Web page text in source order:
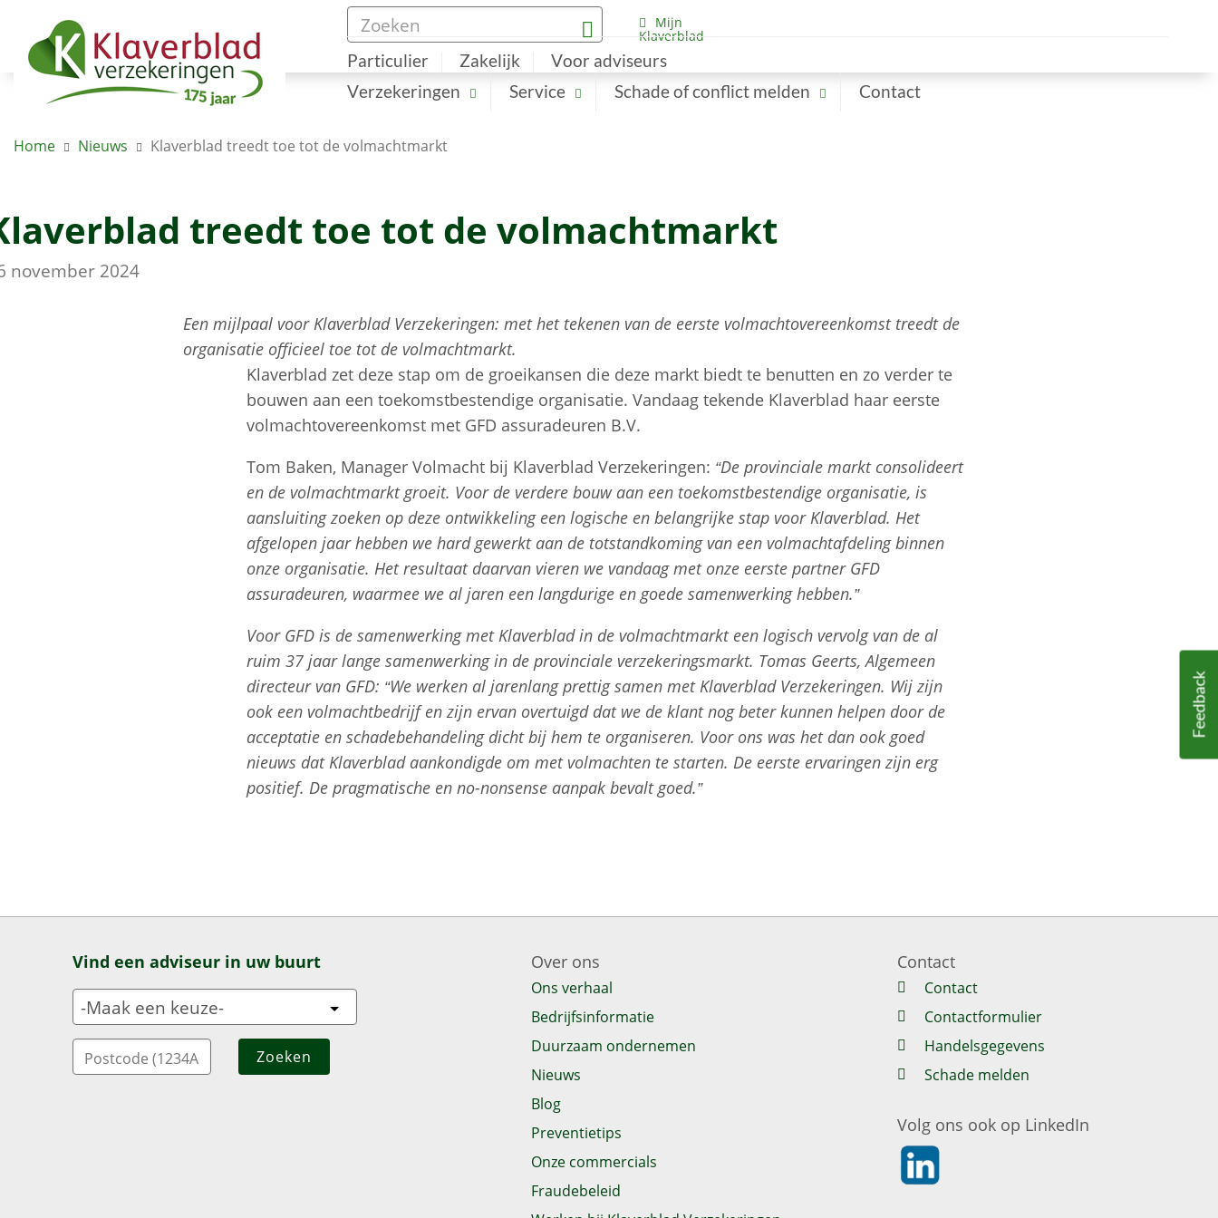
Particulier Zakelijk
Voor adviseurs
Verzekeringen
Service Schade of conflict melden Contact
Mijn
Klaverblad
Home Nieuws Klaverblad treedt toe tot de volmachtmarkt
treedt toe tot de volmachtmarkt
november 2024
Een mijlpaal voor Klaverblad Verzekeringen: met het tekenen van de eerste volmachtovereenkomst treedt de
organisatie officieel toe tot de volmachtmarkt.
Klaverblad zet deze stap om de groeikansen die deze markt biedt te benutten en zo verder te
bouwen aan een toekomstbestendige organisatie. Vandaag tekende Klaverblad haar eerste
volmachtovereenkomst met GFD assuradeuren B.V.
Tom Baken, Manager Volmacht bij Klaverblad Verzekeringen: “De provinciale markt consolideert
en de volmachtmarkt groeit. Voor de verdere bouw aan een toekomstbestendige organisatie, is
aansluiting zoeken op deze ontwikkeling een logische en belangrijke stap voor Klaverblad. Het
afgelopen jaar hebben we hard gewerkt aan de totstandkoming van een volmachtafdeling binnen
onze organisatie. Het resultaat daarvan vieren we vandaag met onze eerste partner GFD
assuradeuren, waarmee we al jaren een langdurige en goede samenwerking hebben.”
Voor GFD is de samenwerking met Klaverblad in de volmachtmarkt een logisch vervolg van de al
ruim 37 jaar lange samenwerking in de provinciale verzekeringsmarkt. Tomas Geerts, Algemeen
directeur van GFD: “We werken al jarenlang prettig samen met Klaverblad Verzekeringen. Wij zijn
ook een volmachtbedrijf en zijn ervan overtuigd dat we de klant nog beter kunnen helpen door de
acceptatie en schadebehandeling dicht bij hem te organiseren. Voor ons was het dan ook goed
nieuws dat Klaverblad aankondigde om met volmachten te starten. De eerste ervaringen zijn erg
positief. De pragmatische en no-nonsense aanpak bevalt goed.”
Feedback
Vind een adviseur in uw buurt Over ons
Ons verhaal
Bedrijfsinformatie
Duurzaam ondernemen
Nieuws
Blog
Preventietips
Onze commercials
Fraudebeleid
Contact
Contact
Contactformulier
Handelsgegevens
Schade melden
Volg ons ook op LinkedIn
https://nl.linkedin.com/company/klaverblad-